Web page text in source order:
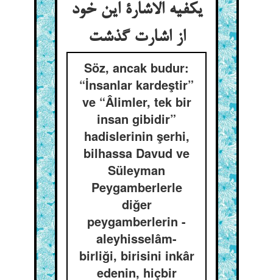
یکفیه الاشارة این خود
از اشارت گذشت
Söz, ancak budur:
“İnsanlar kardeştir”
ve “Âlimler, tek bir
insan gibidir”
hadislerinin şerhi,
bilhassa Davud ve
Süleyman
Peygamberlerle
diğer
peygamberlerin -
aleyhisselâm-
birliği, birisini inkâr
edenin, hiçbir